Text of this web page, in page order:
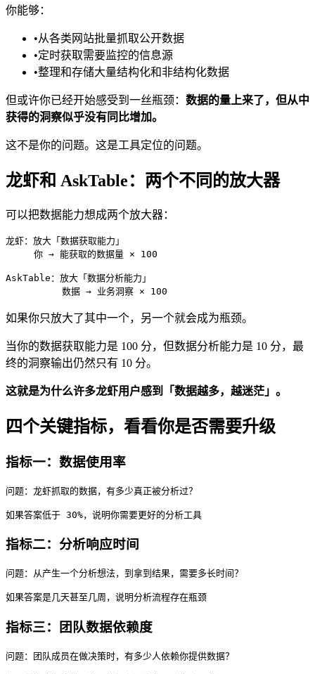
你能够：
•从各类网站批量抓取公开数据
•定时获取需要监控的信息源
•整理和存储大量结构化和非结构化数据
但或许你已经开始感受到一丝瓶颈： 数据的量上来了，但从中
获得的洞察似乎没有同比增加。
这不是你的问题。这是工具定位的问题。
龙虾和 AskTable：两个不同的放大器
可以把数据能力想成两个放大器：
龙虾：放大「数据获取能力」
     你 → 能获取的数据量 × 100
AskTable：放大「数据分析能力」
如果你只放大了其中一个，另一个就会成为瓶颈。
当你的数据获取能力是 100 分，但数据分析能力是 10 分，最
终的洞察输出仍然只有 10 分。
这就是为什么许多龙虾用户感到「数据越多，越迷茫」。
四个关键指标，看看你是否需要升级
指标一：数据使用率
问题：龙虾抓取的数据，有多少真正被分析过？
指标二：分析响应时间
问题：从产生一个分析想法，到拿到结果，需要多长时间？
指标三：团队数据依赖度
问题：团队成员在做决策时，有多少人依赖你提供数据？